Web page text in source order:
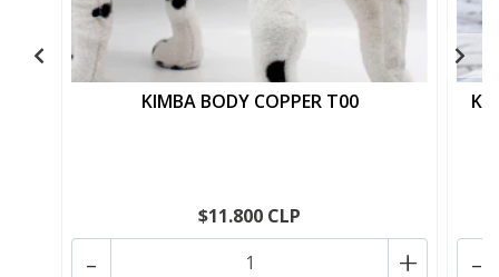
KIMBA BODY COPPER T00
$11.800 CLP
+
- -